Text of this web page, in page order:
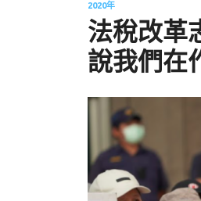
2020年
法稅改革
說我們在